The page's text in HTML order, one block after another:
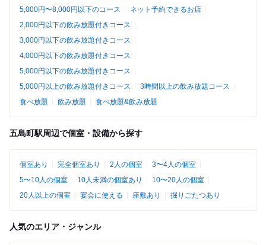
5,000円〜8,000円以下のコース
ネット予約できるお店
2,000円以下の飲み放題付きコース
3,000円以下の飲み放題付きコース
4,000円以下の飲み放題付きコース
5,000円以下の飲み放題付きコース
5,000円以上の飲み放題付きコース
3時間以上の飲み放題コース
食べ放題
飲み放題 食べ放題&飲み放題
五島町駅周辺で個室・設備から探す
個室あり 完全個室あり 2人の個室
3〜4人の個室
5〜10人の個室
10人未満の個室あり
10〜20人の個室
20人以上の個室
宴会に使える 座敷あり 掘りごたつあり
人気のエリア・ジャンル